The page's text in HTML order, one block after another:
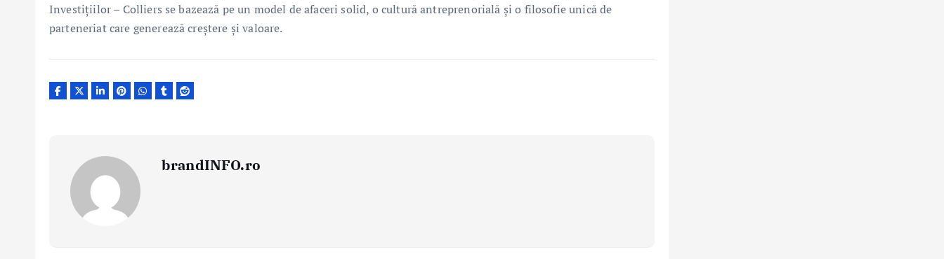
Investițiilor – Colliers se bazează pe un model de afaceri solid, o cultură antreprenorială și o filosofie unică de
parteneriat care generează creștere și valoare.
brandINFO.ro